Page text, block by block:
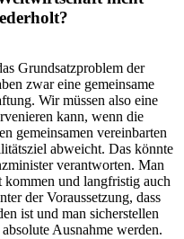
Grundsatzproblem der
zwar eine gemeinsame
Wir müssen also eine
kann, wenn die
gemeinsamen vereinbarten
abweicht. Das könnte
verantworten. Man
kommen und langfristig auch
der Voraussetzung, dass
ist und man sicherstellen
Ausnahme werden.